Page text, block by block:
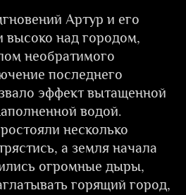
Артур и его
высоко над городом,
необратимого
последнего
эффект вытащенной
водой.
несколько
а земля начала
огромные дыры,
горящий город,